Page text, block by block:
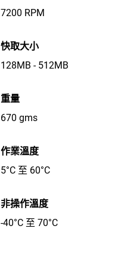
7200 RPM
快取大小
128MB - 512MB
重量
670 gms
作業溫度
5°C 至 60°C
非操作溫度
-40°C 至 70°C